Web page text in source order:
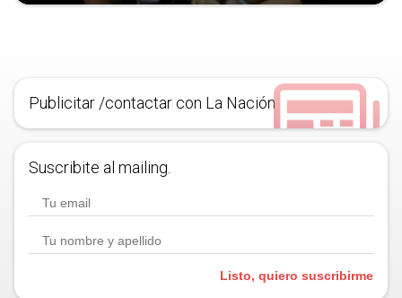
Publicitar /contactar con La Nación
Suscribite al mailing.
Listo, quiero suscribirme